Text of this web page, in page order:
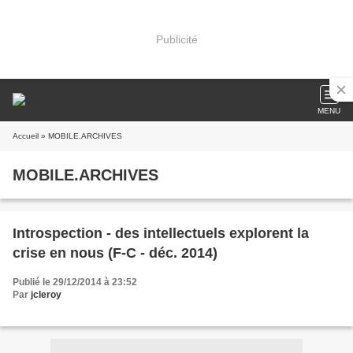
Publicité
MENU
Accueil » MOBILE.ARCHIVES
MOBILE.ARCHIVES
Introspection - des intellectuels explorent la
crise en nous (F-C - déc. 2014)
Publié le 29/12/2014 à 23:52
Par jcleroy